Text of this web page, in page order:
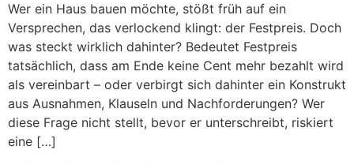
Wer ein Haus bauen möchte, stößt früh auf ein
Versprechen, das verlockend klingt: der Festpreis. Doch
was steckt wirklich dahinter? Bedeutet Festpreis
tatsächlich, dass am Ende keine Cent mehr bezahlt wird
als vereinbart – oder verbirgt sich dahinter ein Konstrukt
aus Ausnahmen, Klauseln und Nachforderungen? Wer
diese Frage nicht stellt, bevor er unterschreibt, riskiert
eine […]